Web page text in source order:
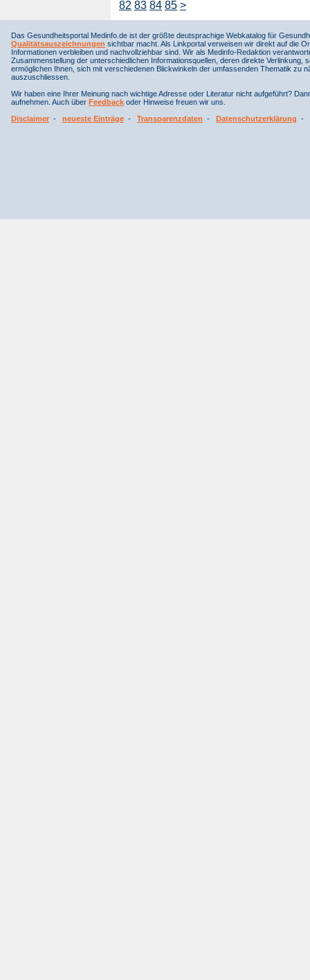
82 83 84 85 >
Das Gesundheitsportal Medinfo.de ist der größte deutsprachige Webkatalog für
Qualitätsauszeichnungen sichtbar macht. Als Linkportal verweisen wir direkt auf die
Informationen verbleiben und nachvollziehbar sind. Wir als Medinfo-Redaktion
Zusammenstellung der unterschiedlichen Informationsquellen, deren direkte
ermöglichen Ihnen, sich mit verschiedenen Blickwinkeln der umfassenden Thematik
auszuschliessen.
Wir haben eine Ihrer Meinung nach wichtige Adresse oder Literatur nicht aufgeführt?
aufnehmen. Auch über Feedback oder Hinweise freuen wir uns.
Disclaimer - neueste Einträge - Transparenzdaten - Datenschutzerklärung -